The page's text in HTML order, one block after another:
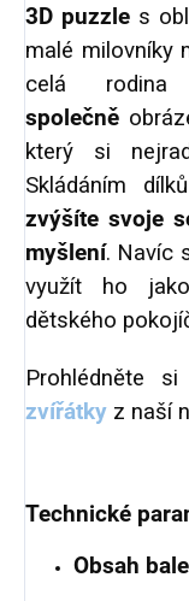
3D puzzle s
malé milovníky
celá
společně
který si
Skládáním
zvýšíte svoje
myšlení. Navíc
využít ho
dětského
Prohlédněte
zvířátky z naší
Technické
Obsah